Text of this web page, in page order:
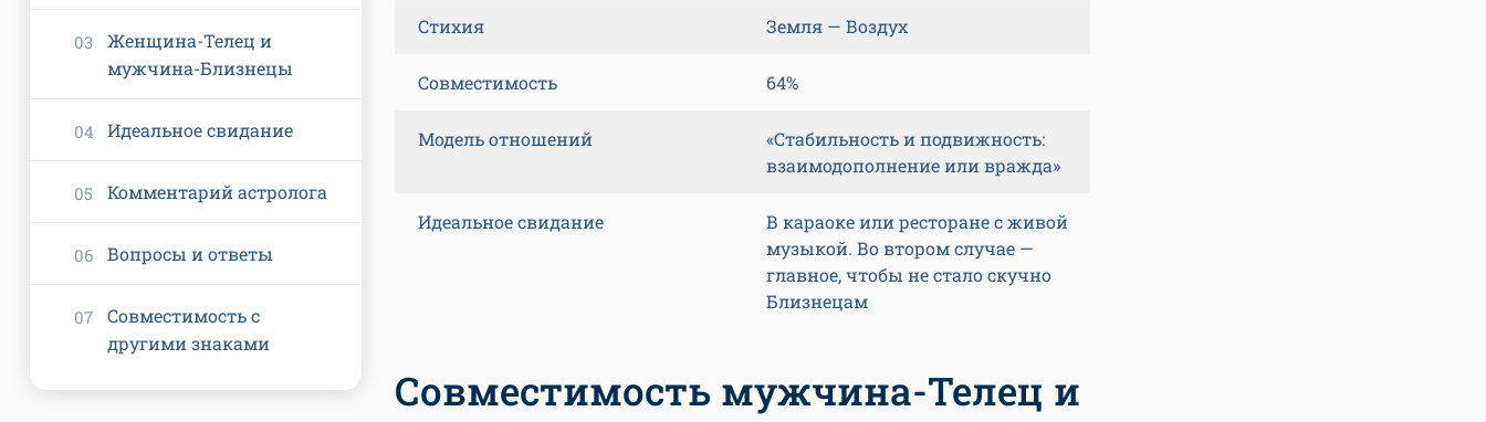
Стихия Земля — Воздух
Совместимость 64%
Модель отношений
«Стабильность и подвижность:
взаимодополнение или вражда»
Идеальное свидание
В караоке или ресторане с живой
музыкой. Во втором случае —
главное, чтобы не стало скучно
Близнецам
Совместимость мужчина-Телец и
Женщина-Телец и
мужчина-Близнецы
Идеальное свидание
Комментарий астролога
Вопросы и ответы
Совместимость с
другими знаками